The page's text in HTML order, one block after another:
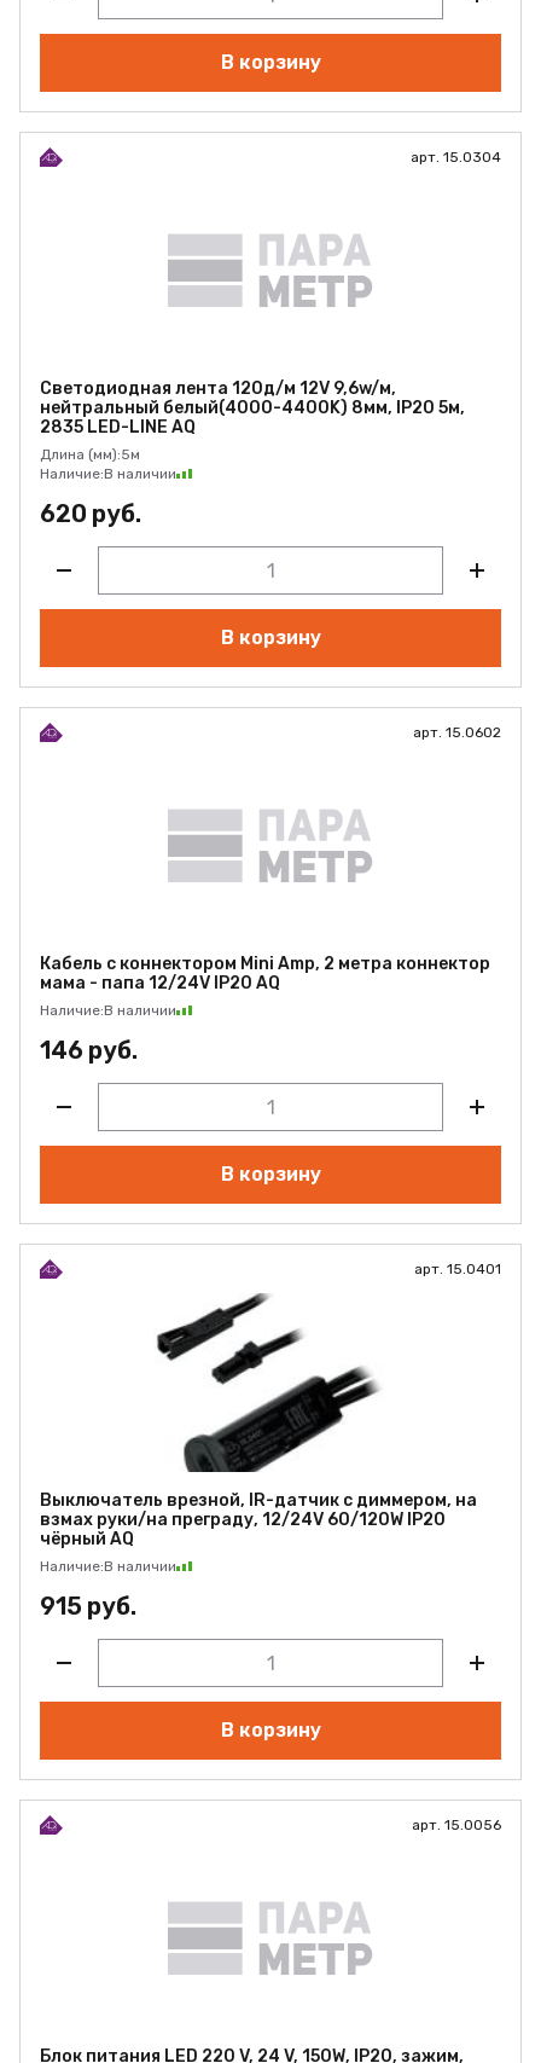
В корзину
арт. 15.0304
Светодиодная лента 120д/м 12V 9,6w/м,
нейтральный белый(4000-4400K) 8мм, IP20 5м,
2835 LED-LINE AQ
Длина (мм):5м
Наличие:В наличии
620 руб.
В корзину
арт. 15.0602
Кабель с коннектором Mini Amp, 2 метра коннектор
мама - папа 12/24V IP20 AQ
Наличие:В наличии
146 руб.
В корзину
арт. 15.0401
Выключатель врезной, IR-датчик с диммером, на
взмах руки/на преграду, 12/24V 60/120W IP20
чёрный AQ
Наличие:В наличии
915 руб.
В корзину
арт. 15.0056
Блок питания LED 220 V, 24 V, 150W, IP20, зажим,